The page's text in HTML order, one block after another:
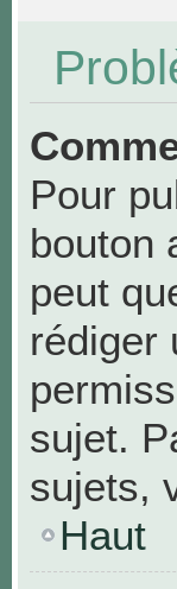
Pour
bouton
peut
rédiger
sujet.
sujets,
Haut